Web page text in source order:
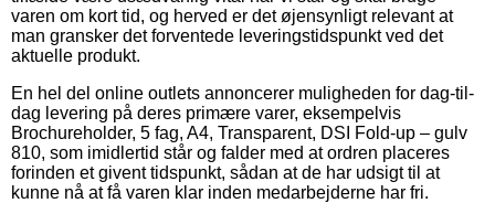
varen om kort tid, og herved er det øjensynligt relevant at
man gransker det forventede leveringstidspunkt ved det
aktuelle produkt.
En hel del online outlets annoncerer muligheden for dag-til-
dag levering på deres primære varer, eksempelvis
Brochureholder, 5 fag, A4, Transparent, DSI Fold-up – gulv
810, som imidlertid står og falder med at ordren placeres
forinden et givent tidspunkt, sådan at de har udsigt til at
kunne nå at få varen klar inden medarbejderne har fri.